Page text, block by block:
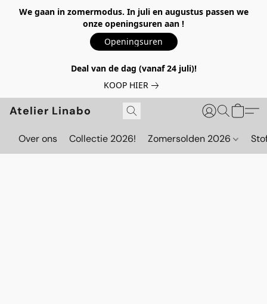
We gaan in zomermodus. In juli en augustus passen we
onze openingsuren aan !
Openingsuren
Deal van de dag (vanaf 24 juli)!
KOOP HIER
Atelier Linabo
Over ons Collectie 2026! Zomersolden 2026